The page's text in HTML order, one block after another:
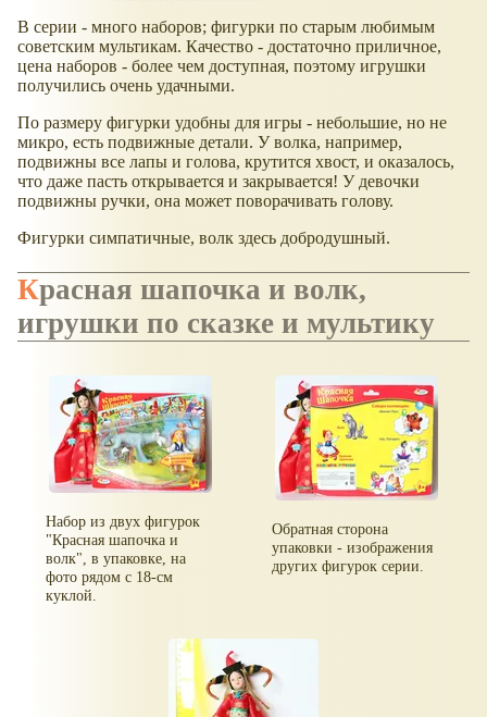
В серии - много наборов; фигурки по старым любимым
советским мультикам. Качество - достаточно приличное,
цена наборов - более чем доступная, поэтому игрушки
получились очень удачными.
По размеру фигурки удобны для игры - небольшие, но не
микро, есть подвижные детали. У волка, например,
подвижны все лапы и голова, крутится хвост, и оказалось,
что даже пасть открывается и закрывается! У девочки
подвижны ручки, она может поворачивать голову.
Фигурки симпатичные, волк здесь добродушный.
Красная шапочка и волк,
игрушки по сказке и мультику
Набор из двух фигурок
"Красная шапочка и
волк", в упаковке, на
фото рядом с 18-см
куклой.
Обратная сторона
упаковки - изображения
других фигурок серии.